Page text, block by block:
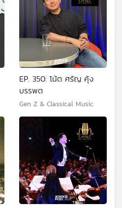
EP. 350: โน้ต ศรัญ คุ้ง
บรรพต
Gen Z & Classical Music